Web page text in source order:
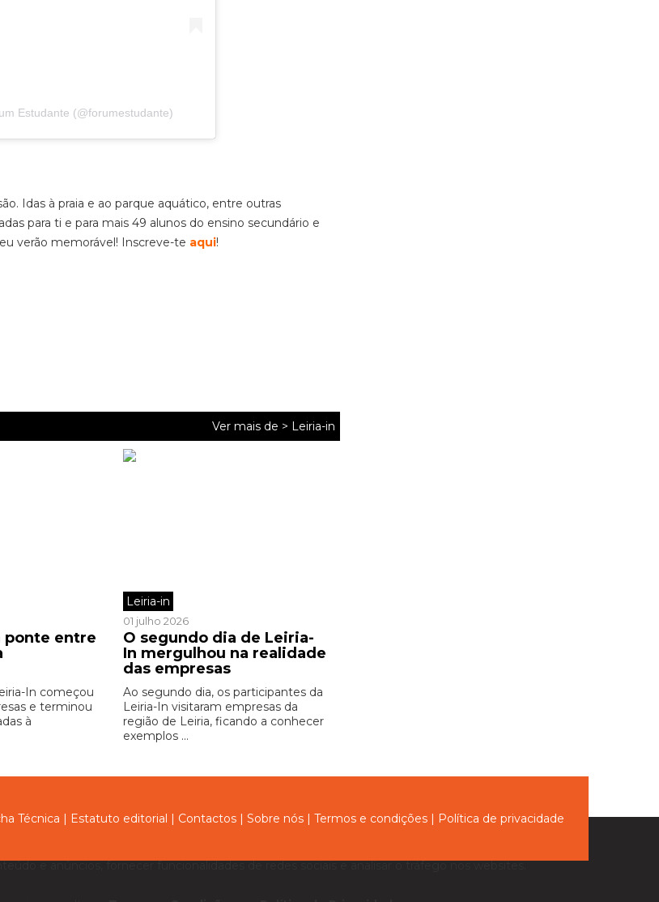
Estudante (@forumestudante)
Idas à praia e ao parque aquático, entre outras
para ti e para mais 49 alunos do ensino secundário e
verão memorável! Inscreve-te aqui!
Ver mais de > Leiria-in
ponte entre
In começou
e terminou
à
Leiria-in
01 julho 2026
O segundo dia de Leiria-
In mergulhou na realidade
das empresas
Ao segundo dia, os participantes da
Leiria-In visitaram empresas da
região de Leiria, ficando a conhecer
exemplos ...
Técnica | Estatuto editorial | Contactos | Sobre nós | Termos e condições | Política de privacidade
e anúncios, fornecer funcionalidades de redes sociais e analisar o tráfego nos websites.